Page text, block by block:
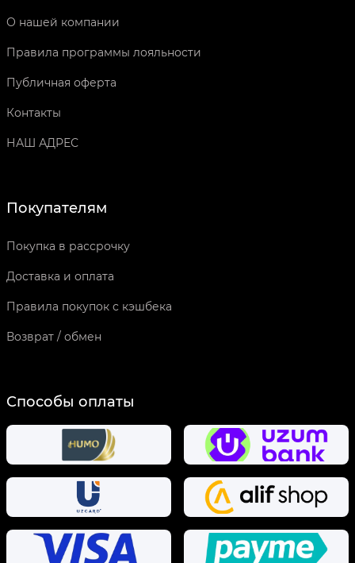
О нашей компании
Правила программы лояльности
Публичная оферта
Контакты
НАШ АДРЕС
Покупателям
Покупка в рассрочку
Доставка и оплата
Правила покупок с кэшбека
Возврат / обмен
Способы оплаты